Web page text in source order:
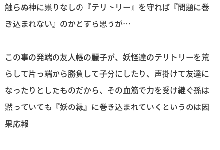
触らぬ神に祟りなしの『テリトリー』を守れば『問題に巻
き込まれない』のかとすら思うが…
この事の発端の友人帳の麗子が、妖怪達のテリトリーを荒
らして片っ端から勝負して子分にしたり、声掛けて友達に
なったりとしたものだから、その血筋で力を受け継ぐ孫は
黙っていても『妖の縁』に巻き込まれていくというのは因
果応報